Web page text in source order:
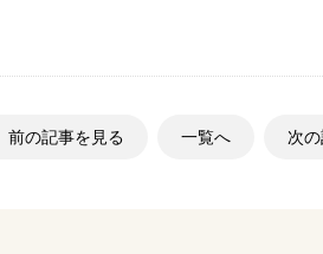
前の記事を見る 一覧へ 次